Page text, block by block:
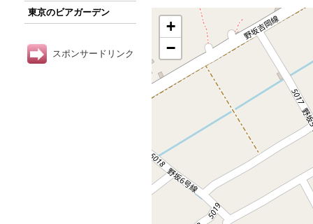
+
−
東京のビアガーデン
スポンサードリンク